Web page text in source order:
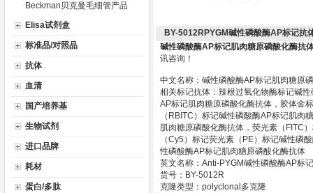
Beckman贝克曼毛细管产品
Elisa试剂盒
标准品/对照品
抗体
血清
国产培养基
生物试剂
进口品牌
耗材
蛋白/多肽
BY-5012RPYGM碱性磷酸酶AP标记抗
碱性磷酸酶AP标记肌肉糖原磷酸化酶抗
讯咨询！
中文名称：碱性磷酸酶AP标记肌肉糖原
相关标记抗体：辣根过氧化物酶标记碱
AP标记肌肉糖原磷酸化酶抗体，胶体金
（RBITC）标记碱性磷酸酶AP标记肌
肌肉糖原磷酸化酶抗体，荧光素（FITC
（Cy5）标记荧光素（PE）标记碱性磷
性磷酸酶AP标记肌肉糖原磷酸化酶抗体
英文名称：Anti-PYGM碱性磷酸酶AP标记
货号：BY-5012R
克隆类型：polyclonal多克隆